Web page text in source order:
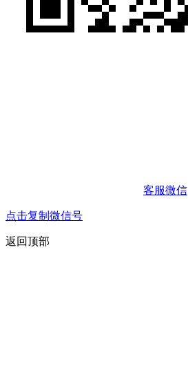
客服微信
点击复制微信号
返回顶部